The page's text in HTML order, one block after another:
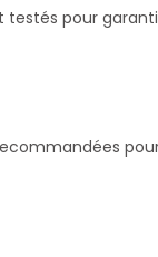
testés pour